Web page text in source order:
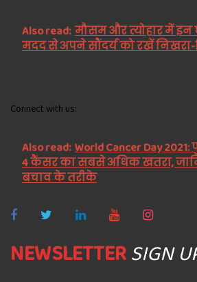
Also read: मौसम और त्योहार में इन
मदद से अपने सौंदर्य को रखें
Connect with us:
Also read: World Cancer Day
4 कैंसर का सबसे अधिक खतरा,
बचाव के तरीके
NEWSLETTERSIGN